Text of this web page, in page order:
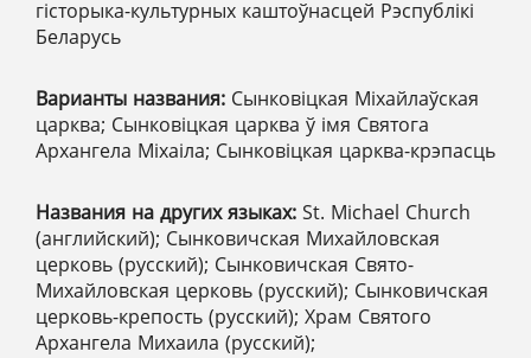
гісторыка-культурных каштоўнасцей Рэспублікі
Беларусь
Варианты названия: Сынковіцкая Міхайлаўская
царква; Сынковіцкая царква ў імя Святога
Архангела Міхаіла; Сынковіцкая царква-крэпасць
Названия на других языках: St. Michael Church
(английский); Сынковичская Михайловская
церковь (русский); Сынковичская Свято-
Михайловская церковь (русский); Сынковичская
церковь-крепость (русский); Храм Святого
Архангела Михаила (русский);